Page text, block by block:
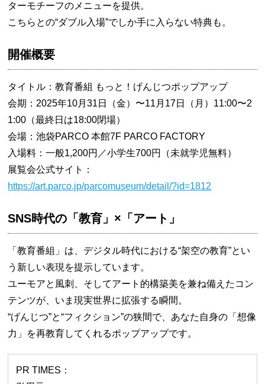
ターモチーフのメニューを提供。
こちらとの“ダブル入場”でしか手に入らない特典も。
開催概要
タイトル：教育番組 もっと！げんじつポップアップ
会期：2025年10月31日（金）〜11月17日（月）11:00〜2
1:00（最終日は18:00閉場）
会場：池袋PARCO 本館7F PARCO FACTORY
入場料：一般1,200円／小学生700円（未就学児無料）
展覧会公式サイト：
https://art.parco.jp/parcomuseum/detail/?id=1812
SNS時代の「教育」×「アート」
「教育番組」は、デジタル時代における“架空の教育”とい
う新しい表現を提示しています。
ユーモアと風刺、そしてアート的構築美を兼ね備えたコン
テンツが、いま現実世界に拡張する瞬間。
“げんじつ”と“フィクション”の狭間で、あなた自身の「想像
力」を再教育してくれるポップアップです。
PR TIMES：